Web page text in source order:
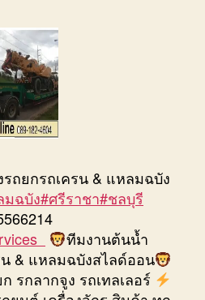
ถยกรถเครน & แหลมฉบัง
ฉบัง#ศรีราชา#ชลบุรี
ทีมงานต้นน้ำ
& แหลมฉบังสไลด์ออน
รกลากจูง รถเทลเลอร์